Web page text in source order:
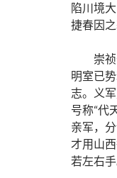
陷川境
捷春因之
崇
明室已
志。义
号称“代
亲军，
才用山
若左右手